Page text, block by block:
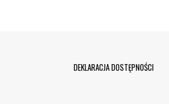
DEKLARACJA DOSTĘPNOŚCI